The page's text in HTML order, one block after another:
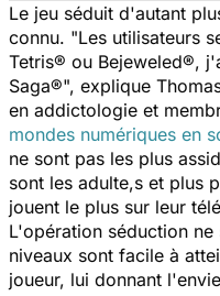
Le jeu séduit d'autant
connu. "Les utilisateurs
Tetris® ou Bejeweled®,
Saga®", explique
en addictologie et
mondes numériques en
ne sont pas les plus
sont les adulte,s et plus
jouent le plus sur leur
L'opération séduction
niveaux sont facile à
joueur, lui donnant